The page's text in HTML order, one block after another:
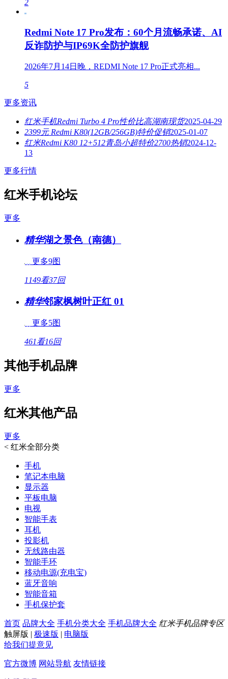
2
Redmi Note 17 Pro发布：60个月流畅承诺、AI
反诈防护与IP69K全防护旗舰
2026年7月14日晚，REDMI Note 17 Pro正式亮相...
5
更多资讯
红米手机Redmi Turbo 4 Pro性价比高湖南现货2025-04-29
2399元 Redmi K80(12GB/256GB)特价促销2025-01-07
红米Redmi K80 12+512青岛小超特价2700热销2024-12-
13
更多行情
红米手机论坛
更多
精华湖之景色（南德）
更多9图
1149看37回
精华邻家枫树叶正红 01
更多5图
461看16回
其他手机品牌
更多
红米其他产品
更多
< 红米全部分类
手机
笔记本电脑
显示器
平板电脑
电视
智能手表
耳机
投影机
无线路由器
智能手环
移动电源(充电宝)
蓝牙音响
智能音箱
手机保护套
首页 品牌大全 手机分类大全 手机品牌大全 红米手机品牌专区
触屏版 | 极速版 | 电脑版
给我们提意见
官方微博 网站导航 友情链接